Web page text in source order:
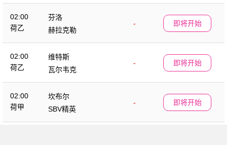
02:00
荷乙
芬洛
-
赫拉克勒
即将开始
02:00
荷乙
维特斯
-
瓦尔韦克
即将开始
02:00
荷甲
坎布尔
-
SBV精英
即将开始